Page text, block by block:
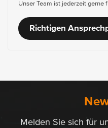
Unser Team ist jederzeit gerne
Richtigen
Melden Sie sich für